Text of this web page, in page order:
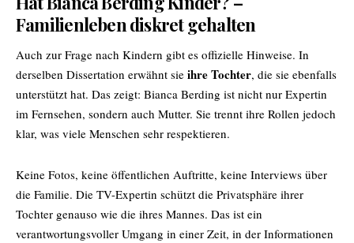
Familienleben diskret gehalten
Auch zur Frage nach Kindern gibt es offizielle Hinweise. In
derselben Dissertation erwähnt sie ihre Tochter, die sie ebenfalls
unterstützt hat. Das zeigt: Bianca Berding ist nicht nur Expertin
im Fernsehen, sondern auch Mutter. Sie trennt ihre Rollen jedoch
klar, was viele Menschen sehr respektieren.
Keine Fotos, keine öffentlichen Auftritte, keine Interviews über
die Familie. Die TV-Expertin schützt die Privatsphäre ihrer
Tochter genauso wie die ihres Mannes. Das ist ein
verantwortungsvoller Umgang in einer Zeit, in der Informationen